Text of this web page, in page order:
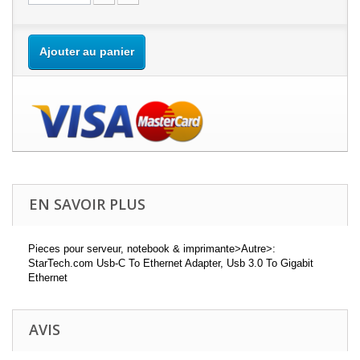
Ajouter au panier
EN SAVOIR PLUS
Pieces pour serveur, notebook & imprimante>Autre>:
StarTech.com Usb-C To Ethernet Adapter, Usb 3.0 To Gigabit
Ethernet
AVIS